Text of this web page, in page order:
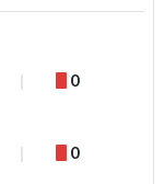
0
0